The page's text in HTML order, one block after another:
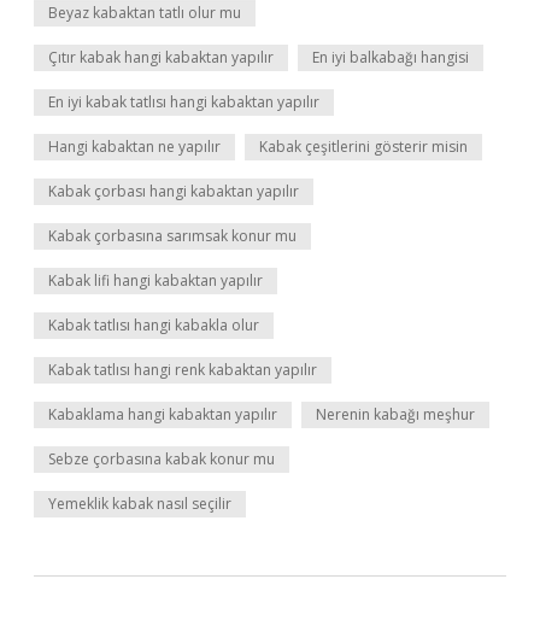
Beyaz kabaktan tatlı olur mu
Çıtır kabak hangi kabaktan yapılır En iyi balkabağı hangisi
En iyi kabak tatlısı hangi kabaktan yapılır
Hangi kabaktan ne yapılır Kabak çeşitlerini gösterir misin
Kabak çorbası hangi kabaktan yapılır
Kabak çorbasına sarımsak konur mu
Kabak lifi hangi kabaktan yapılır
Kabak tatlısı hangi kabakla olur
Kabak tatlısı hangi renk kabaktan yapılır
Kabaklama hangi kabaktan yapılır Nerenin kabağı meşhur
Sebze çorbasına kabak konur mu
Yemeklik kabak nasıl seçilir